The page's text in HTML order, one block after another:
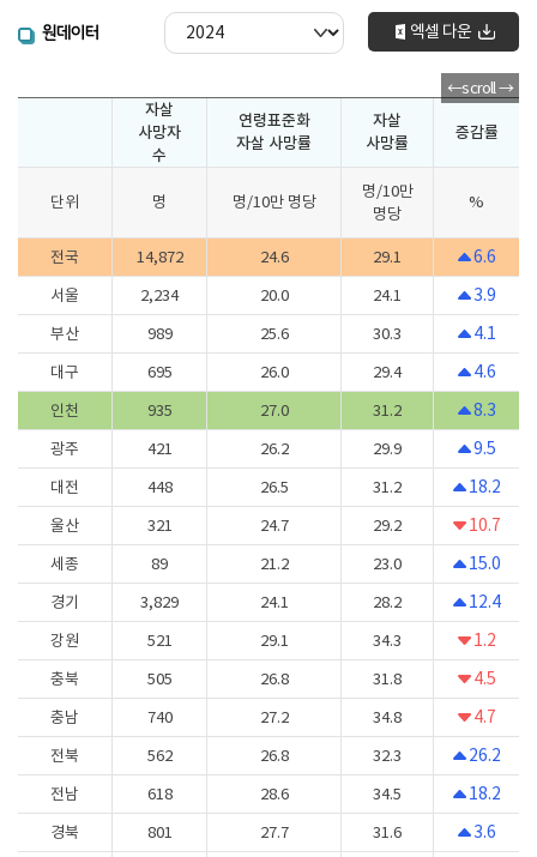
원데이터 엑셀 다운
자살
사망자
수
연령표준화
자살 사망률
자살
사망률
증감률
단위 명 명/10만 명당
명/10만
명당
%
전국 14,872 24.6 29.1 6.6
서울 2,234 20.0 24.1 3.9
부산 989 25.6 30.3 4.1
대구 695 26.0 29.4 4.6
인천 935 27.0 31.2 8.3
광주 421 26.2 29.9 9.5
대전 448 26.5 31.2 18.2
울산 321 24.7 29.2 10.7
세종 89 21.2 23.0 15.0
경기 3,829 24.1 28.2 12.4
강원 521 29.1 34.3 1.2
충북 505 26.8 31.8 4.5
충남 740 27.2 34.8 4.7
전북 562 26.8 32.3 26.2
전남 618 28.6 34.5 18.2
경북 801 27.7 31.6 3.6